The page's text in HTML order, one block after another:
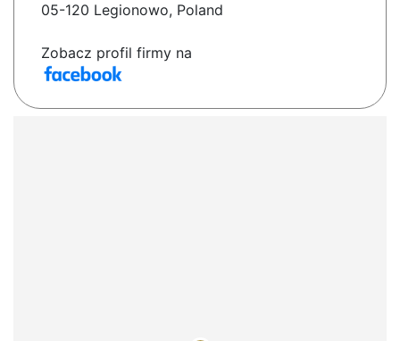
05-120 Legionowo, Poland
Zobacz profil firmy na